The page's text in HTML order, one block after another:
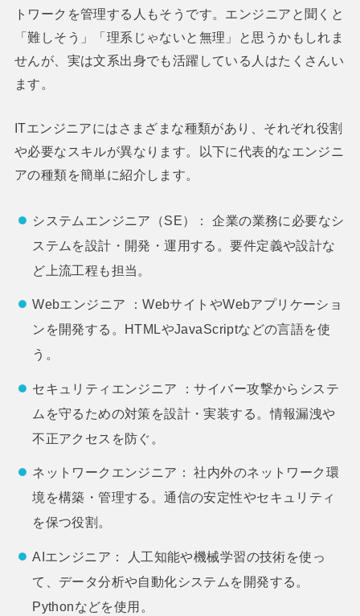
トワークを管理する人もそうです。エンジニアと聞くと
「難しそう」「理系じゃないと無理」と思うかもしれま
せんが、実は文系出身でも活躍している人はたくさんい
ます。
ITエンジニアにはさまざまな種類があり、それぞれ役割
や必要なスキルが異なります。以下に代表的なエンジニ
アの種類を簡単に紹介します。
システムエンジニア（SE）： 企業の業務に必要なシ
ステムを設計・開発・運用する。要件定義や設計な
ど上流工程も担当。
Webエンジニア ：WebサイトやWebアプリケーショ
ンを開発する。HTMLやJavaScriptなどの言語を使
う。
セキュリティエンジニア ：サイバー攻撃からシステ
ムを守るための対策を設計・実装する。情報漏洩や
不正アクセスを防ぐ。
ネットワークエンジニア： 社内外のネットワーク環
境を構築・管理する。通信の安定性やセキュリティ
を保つ役割。
AIエンジニア： 人工知能や機械学習の技術を使っ
て、データ分析や自動化システムを開発する。
Pythonなどを使用。